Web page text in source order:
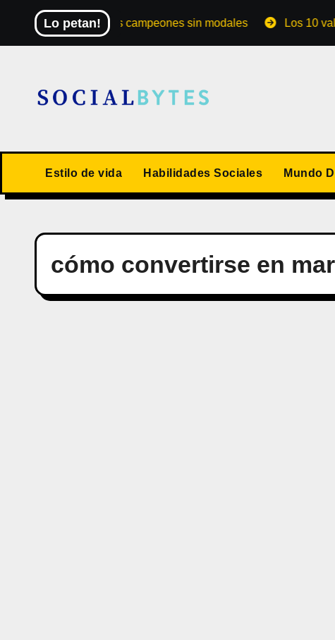
contenido
Lo petan!
El Mundial de los campeones sin modales Los 10 valores
Estilo de vida Habilidades Sociales Mundo
cómo convertirse en